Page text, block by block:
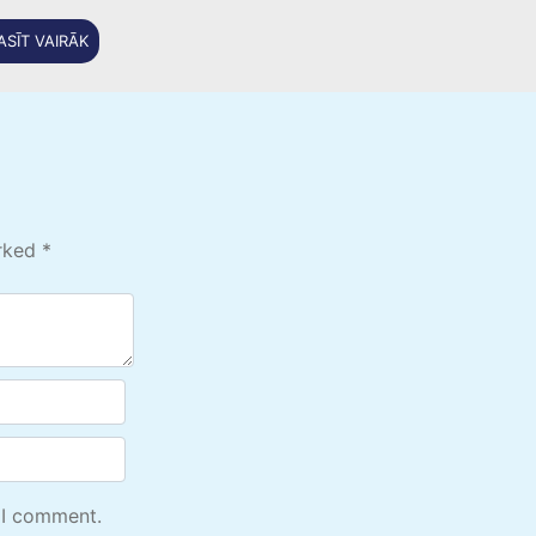
VAIRĀK
*
comment.